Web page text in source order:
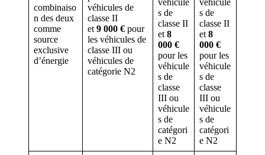
combinaiso
n des deux
comme
source
exclusive
d’énergie
véhicules de
classe II
et 9 000 € pour
les véhicules de
classe III ou
véhicules de
catégorie N2
s de
classe II
et 8
000 €
pour les
véhicule
s de
classe
III ou
véhicule
s de
catégori
e N2
s de
classe II
et 8
000 €
pour les
véhicule
s de
classe
III ou
véhicule
s de
catégori
e N2